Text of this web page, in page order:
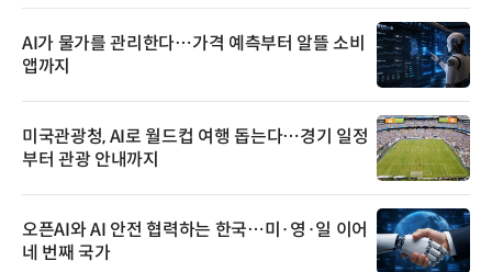
AI가 물가를 관리한다…가격 예측부터 알뜰 소비
앱까지
미국관광청, AI로 월드컵 여행 돕는다…경기 일정
부터 관광 안내까지
오픈AI와 AI 안전 협력하는 한국…미·영·일 이어
네 번째 국가